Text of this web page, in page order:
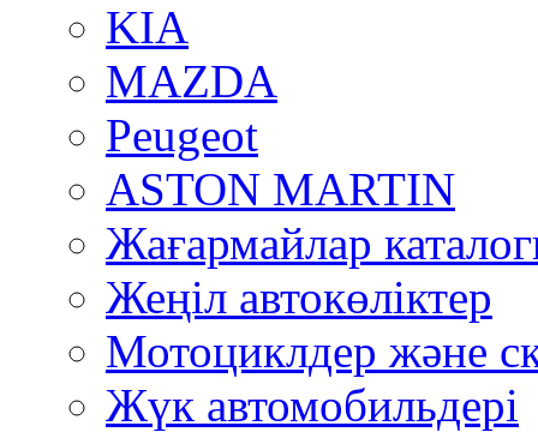
KIA
MAZDA
Peugeot
ASTON MARTIN
Жағармайлар
Жеңіл автокөліктер
Мотоциклдер және
Жүк автомобильдері